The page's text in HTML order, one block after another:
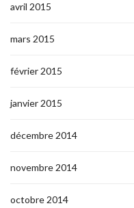
avril 2015
mars 2015
février 2015
janvier 2015
décembre 2014
novembre 2014
octobre 2014